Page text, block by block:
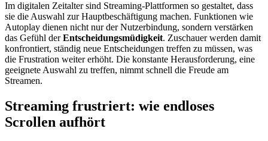
Im digitalen Zeitalter sind Streaming-Plattformen so gestaltet, dass
sie die Auswahl zur Hauptbeschäftigung machen. Funktionen wie
Autoplay dienen nicht nur der Nutzerbindung, sondern verstärken
das Gefühl derEntscheidungsmüdigkeit. Zuschauer werden damit
konfrontiert, ständig neue Entscheidungen treffen zu müssen, was
die Frustration weiter erhöht. Die konstante Herausforderung, eine
geeignete Auswahl zu treffen, nimmt schnell die Freude am
Streamen.
Streaming frustriert: wie endloses
Scrollen aufhört